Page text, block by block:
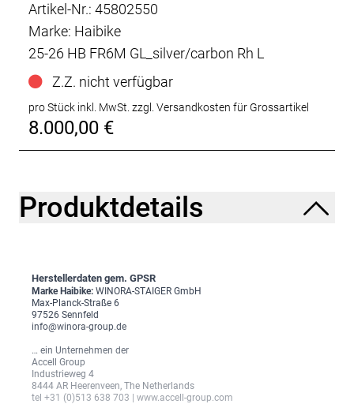
Artikel-Nr.: 45802550
Marke: Haibike
25-26 HB FR6M GL_silver/carbon Rh L
Z.Z. nicht verfügbar
pro Stück inkl. MwSt. zzgl. Versandkosten für Grossartikel
8.000,00 €
Produktdetails
Herstellerdaten gem. GPSR
Marke Haibike: WINORA-STAIGER GmbH
Max-Planck-Straße 6
97526 Sennfeld
info@winora-group.de
… ein Unternehmen der
Accell Group
Industrieweg 4
8444 AR Heerenveen, The Netherlands
tel +31 (0)513 638 703 | www.accell-group.com